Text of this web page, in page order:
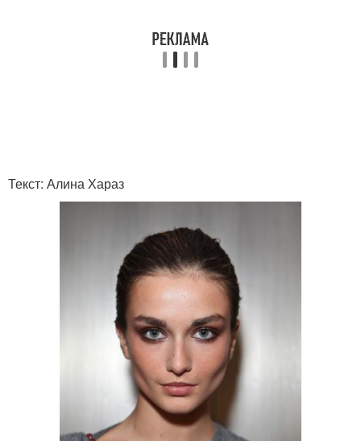
Текст: Алина Хараз